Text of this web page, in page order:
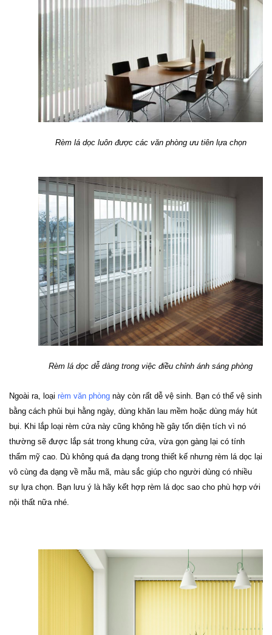
Rèm lá dọc luôn được các văn phòng ưu tiên lựa chọn
Rèm lá dọc dễ dàng trong việc điều chỉnh ánh sáng phòng
Ngoài ra, loại rèm văn phòng này còn rất dễ vệ sinh.
Bạn có thể vệ sinh
bằng cách phủi bụi hằng ngày, dùng khăn lau mềm hoặc dùng máy hút
bụi. Khi lắp loại rèm cửa này cũng không hề gây tốn diện tích vì nó
thường sẽ được lắp sát trong khung cửa, vừa gọn gàng lại có tính
thẩm mỹ cao.
Dù không quá đa dạng trong thiết kế nhưng rèm lá dọc lại
vô cùng đa dạng về mẫu mã, màu sắc giúp cho người dùng có nhiều
sự lựa chọn. Bạn lưu ý là hãy kết hợp rèm lá dọc sao cho phù hợp với
nội thất nữa nhé.